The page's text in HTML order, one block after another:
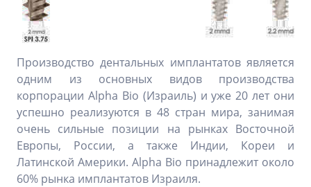
Производство дентальных имплантатов является
одним из основных видов производства
корпорации Alpha Bio (Израиль) и уже 20 лет они
успешно реализуются в 48 стран мира, занимая
очень сильные позиции на рынках Восточной
Европы, России, а также Индии, Кореи и
Латинской Америки. Alpha Bio принадлежит около
60% рынка имплантатов Израиля.